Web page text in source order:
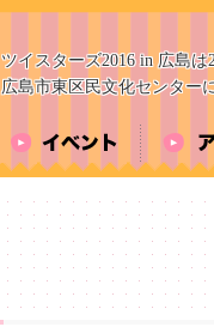
ツイスターズ2016 in 広島は
広島市東区民文化センター